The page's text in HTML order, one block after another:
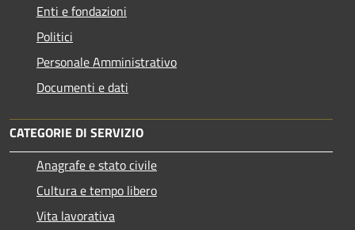
Enti e fondazioni
Politici
Personale Amministrativo
Documenti e dati
CATEGORIE DI SERVIZIO
Anagrafe e stato civile
Cultura e tempo libero
Vita lavorativa